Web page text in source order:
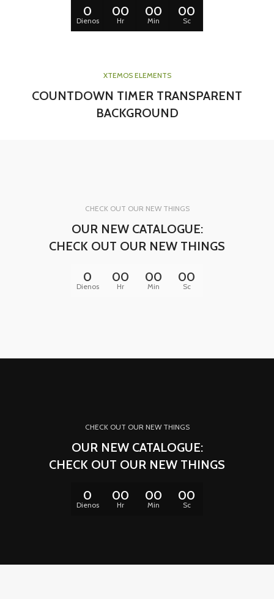
0
Dienos
00
Hr
00
Min
00
Sc
XTEMOS ELEMENTS
COUNTDOWN TIMER TRANSPARENT
BACKGROUND
CHECK OUT OUR NEW THINGS
OUR NEW CATALOGUE:
CHECK OUT OUR NEW THINGS
0
Dienos
00
Hr
00
Min
00
Sc
CHECK OUT OUR NEW THINGS
OUR NEW CATALOGUE:
CHECK OUT OUR NEW THINGS
0
Dienos
00
Hr
00
Min
00
Sc